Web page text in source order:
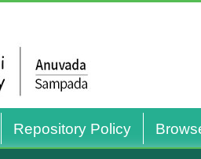
Repository Policy